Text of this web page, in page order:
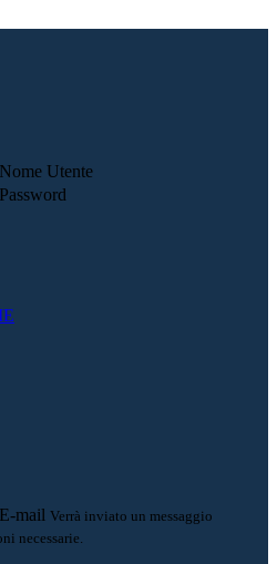
Nome Utente
Password
E-mail Verrà inviato un messaggio
necessarie.